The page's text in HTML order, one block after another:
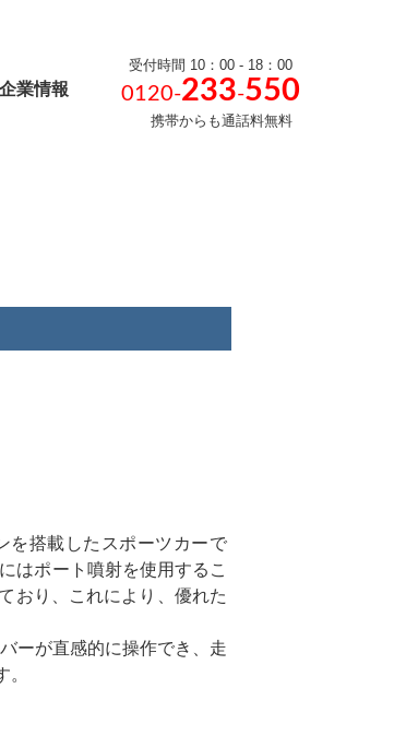
企業情報
受付時間 10：00 - 18：00
0120-233-550
携帯からも通話料無料
を搭載したスポーツカーで
はポート噴射を使用するこ
おり、これにより、優れた
ーが直感的に操作でき、走